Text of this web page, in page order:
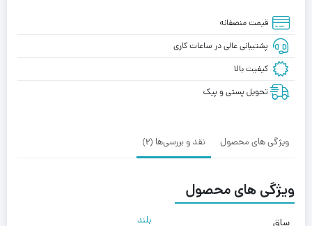
قیمت منصفانه
پشتیبانی عالی در ساعات کاری
کیفیت بالا
تحویل پستی و پیک
ویژگی های محصول نقد و بررسی‌ها (2)
ویژگی های محصول
ساق بلند